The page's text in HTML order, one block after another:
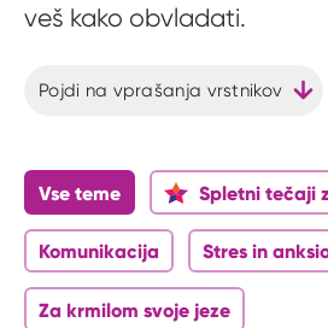
veš kako obvladati.
Pojdi na vprašanja vrstnikov
Vse teme Spletni tečaji
Komunikacija Stres in
Za krmilom svoje jeze